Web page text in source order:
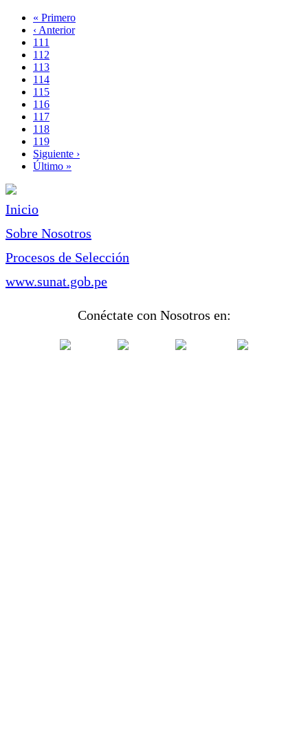
Paginación
Primera
página
« Primero
Página
anterior
‹ Anterior
Page
111
Page
112
Page
113
Page
114
Página
actual
115
Page
116
Page
117
Page
118
Page
119
Siguiente
página
Siguiente ›
Última
Último »
Inicio
Sobre Nosotros
Procesos de Selección
www.sunat.gob.pe
Conéctate con Nosotros en: